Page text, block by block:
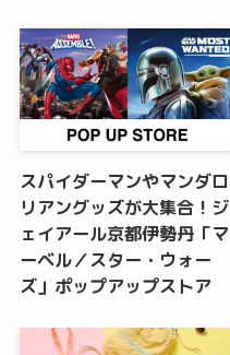
スパイダーマンやマンダロ
リアングッズが大集合！ジ
ェイアール京都伊勢丹「マ
ーベル／スター・ウォー
ズ」ポップアップストア